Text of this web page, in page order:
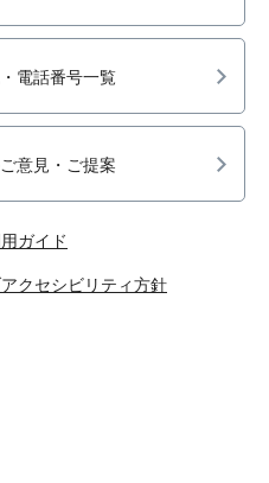
電話番号一覧
意見・ご提案
ガイド
クセシビリティ方針